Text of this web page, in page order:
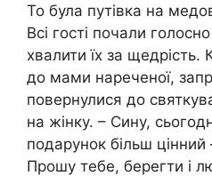
То була путівка на
Всі гості почали
хвалити їх за
до мами нареченої,
повернулися до
на жінку. – Сину,
подарунок більш
Прошу тебе, берегти і